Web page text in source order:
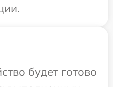
будет готово